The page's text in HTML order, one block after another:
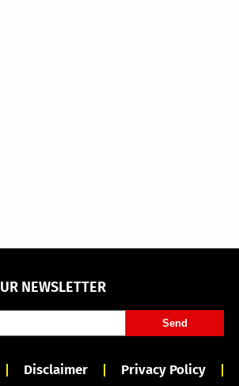
NEWSLETTER
Send
Disclaimer Privacy Policy